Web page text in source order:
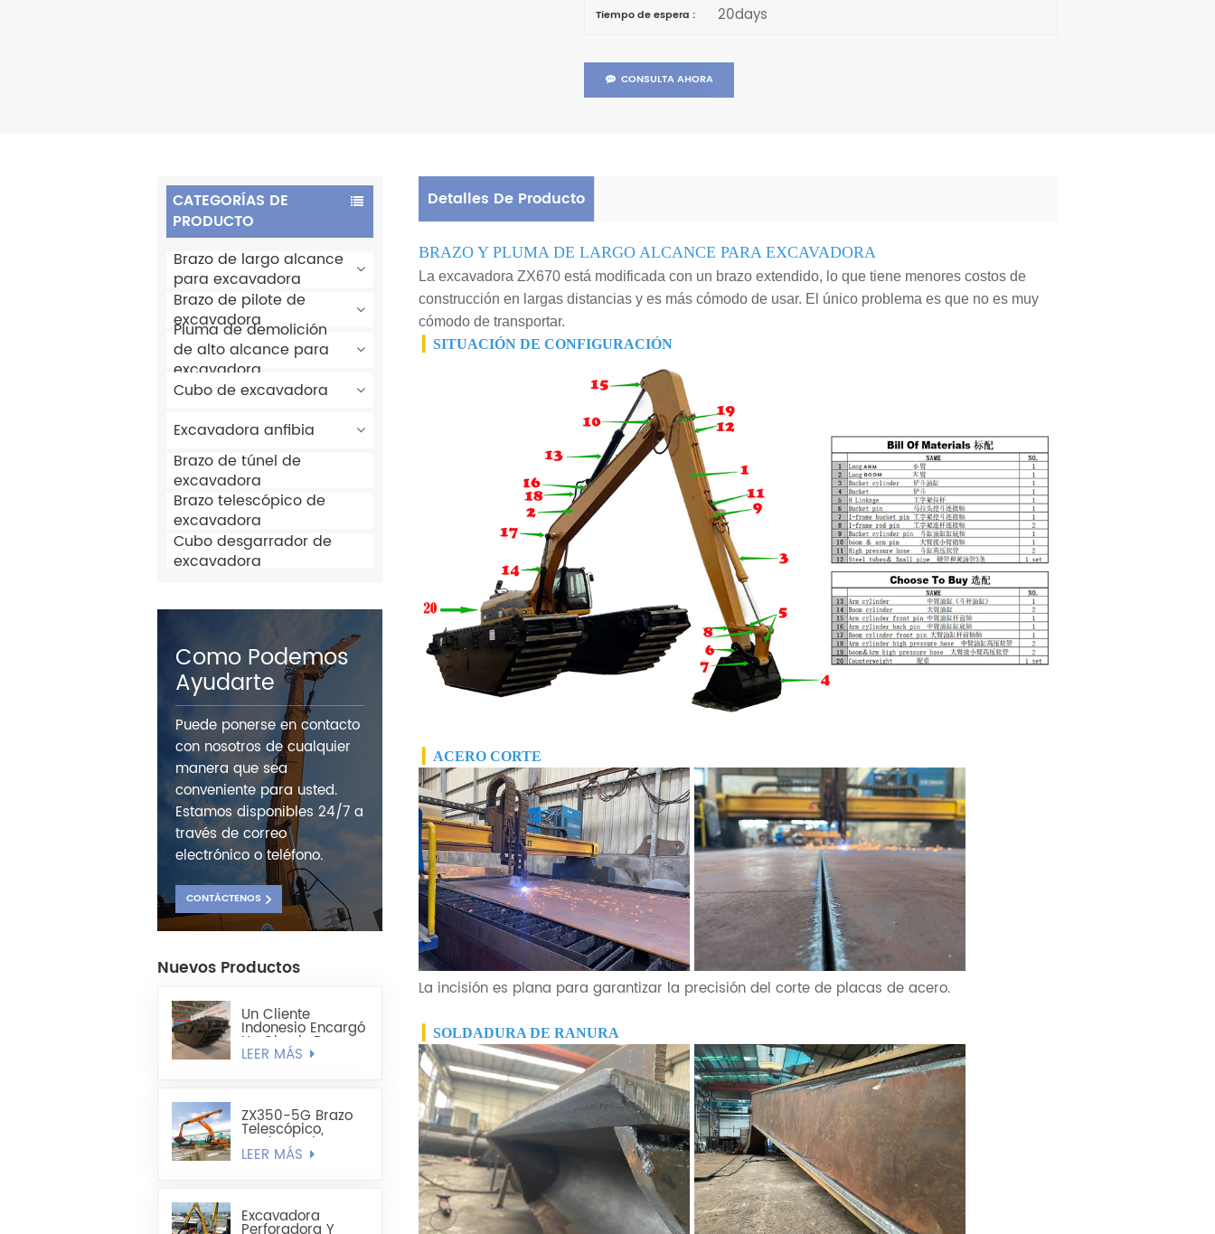
Tiempo de espera : 20days
CONSULTA AHORA
CATEGORÍAS DE
PRODUCTO
Brazo de largo alcance
para excavadora
Brazo de pilote de
excavadora
Pluma de demolición
de alto alcance para
excavadora
Cubo de excavadora
Excavadora anfibia
Brazo de túnel de
excavadora
Brazo telescópico de
excavadora
Cubo desgarrador de
excavadora
Como Podemos
Ayudarte
Puede ponerse en contacto
con nosotros de cualquier
manera que sea
conveniente para usted.
Estamos disponibles 24/7 a
través de correo
electrónico o teléfono.
CONTÁCTENOS
Nuevos Productos
Un Cliente
Indonesio Encargó
Un Chasis De
Excavadora
LEER MÁS
ZX350-5G Brazo
Telescópico,
Cuchara Tipo
Concha Liviana De
LEER MÁS
Excavadora
Detalles De Producto
BRAZO Y PLUMA DE LARGO ALCANCE PARA EXCAVADORA
La excavadora ZX670 está modificada con un brazo extendido, lo que tiene menores costos de
construcción en largas distancias y es más cómodo de usar. El único problema es que no es muy
cómodo de transportar.
SITUACIÓN DE CONFIGURACIÓN
ACEROCORTE
La incisión es plana para garantizar la precisión del corte de placas de acero.
SOLDADURA DE RANURA